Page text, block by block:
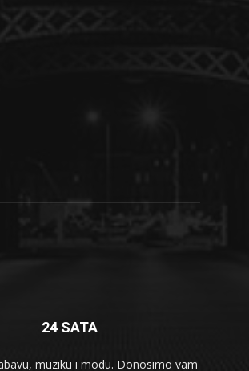
24 SATA
muziku i modu. Donosimo vam